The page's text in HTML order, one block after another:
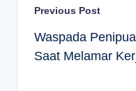
Post
navigation
Previous Post
Waspada
Saat Melamar